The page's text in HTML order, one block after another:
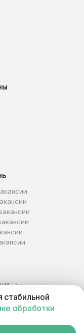
· ОГРНИП
стабильной
обработки